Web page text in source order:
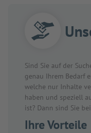
Sind Sie auf der
genau Ihrem Bedarf
welche nur Inhalte
haben und speziell
ist? Dann sind Sie
Ihre Vorteile